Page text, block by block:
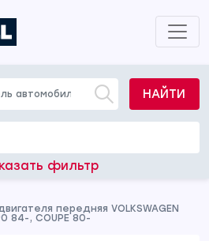
НАЙТИ
фильтр
передняя VOLKSWAGEN
84-, COUPE 80-